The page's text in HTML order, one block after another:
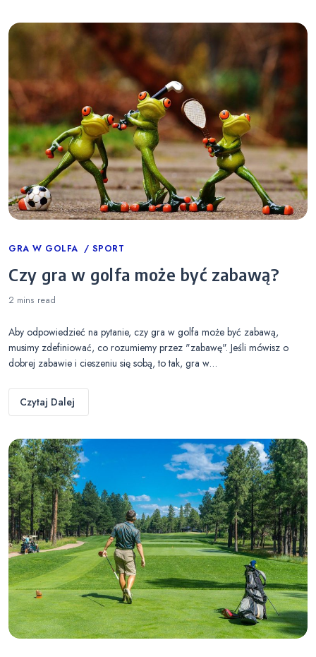
Categories
GRA W GOLFA SPORT
Czy gra w golfa może być zabawą?
2 mins read
Aby odpowiedzieć na pytanie, czy gra w golfa może być zabawą,
musimy zdefiniować, co rozumiemy przez "zabawę". Jeśli mówisz o
dobrej zabawie i cieszeniu się sobą, to tak, gra w…
Czytaj Dalej